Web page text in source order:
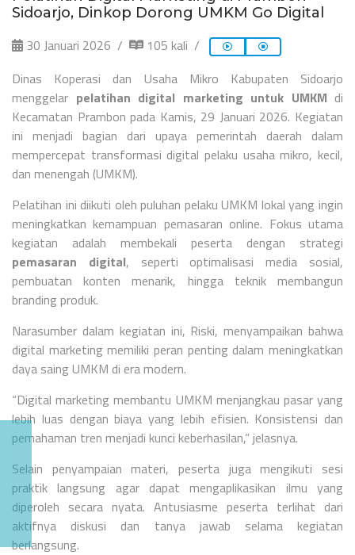
Sidoarjo, Dinkop Dorong UMKM Go Digital
30 Januari 2026
105 kali
Dinas Koperasi dan Usaha Mikro Kabupaten Sidoarjo
menggelar pelatihan digital marketing untuk UMKM di
Kecamatan Prambon pada Kamis, 29 Januari 2026. Kegiatan
ini menjadi bagian dari upaya pemerintah daerah dalam
mempercepat transformasi digital pelaku usaha mikro, kecil,
dan menengah (UMKM).
Pelatihan ini diikuti oleh puluhan pelaku UMKM lokal yang ingin
meningkatkan kemampuan pemasaran online. Fokus utama
kegiatan adalah membekali peserta dengan strategi
pemasaran digital, seperti optimalisasi media sosial,
pembuatan konten menarik, hingga teknik membangun
branding produk.
Narasumber dalam kegiatan ini, Riski, menyampaikan bahwa
digital marketing memiliki peran penting dalam meningkatkan
daya saing UMKM di era modern.
“Digital marketing membantu UMKM menjangkau pasar yang
lebih luas dengan biaya yang lebih efisien. Konsistensi dan
pemahaman tren menjadi kunci keberhasilan,” jelasnya.
Selain penyampaian materi, peserta juga mengikuti sesi
praktik langsung agar dapat mengaplikasikan ilmu yang
diperoleh secara nyata. Antusiasme peserta terlihat dari
aktifnya diskusi dan tanya jawab selama kegiatan
berlangsung.